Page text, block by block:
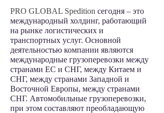
PRO GLOBAL Spedition сегодня – это
международный холдинг, работающий
на рынке логистических и
транспортных услуг. Основной
деятельностью компании являются
международные грузоперевозки между
странами ЕС и СНГ, между Китаем и
СНГ, между странами Западной и
Восточной Европы, между странами
СНГ. Автомобильные грузоперевозки,
при этом составляют преобладающую